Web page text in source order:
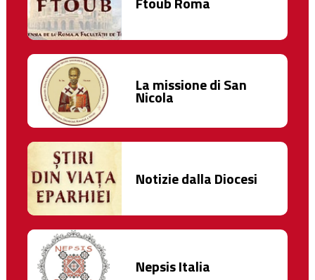
La missione di San
Nicola
Notizie dalla Diocesi
Nepsis Italia